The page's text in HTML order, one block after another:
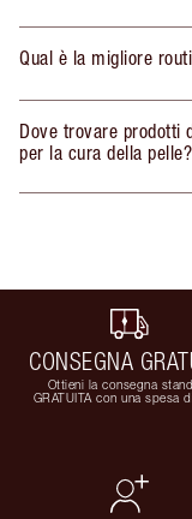
Qual è la migliore
Dove trovare prodotti
per la cura della pelle?
CONSEGNA
Ottieni la consegna
GRATUITA con una spesa